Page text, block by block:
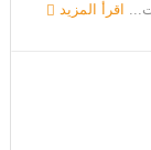
اقرأ المزيد